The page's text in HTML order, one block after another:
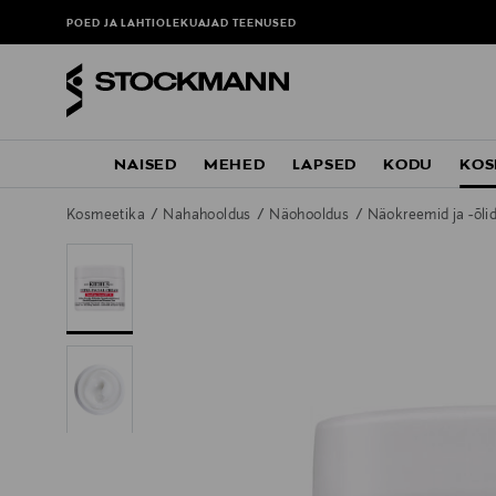
POED JA LAHTIOLEKUAJADTEENUSED
NAISED MEHED LAPSED KODU
Kosmeetika Nahahooldus Näohooldus Näokreemid ja -õlid